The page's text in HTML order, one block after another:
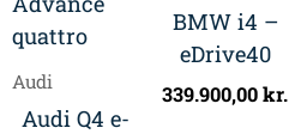
Audi
Audi Q4 e-
BMW i4 –
eDrive40
339.900,00kr.